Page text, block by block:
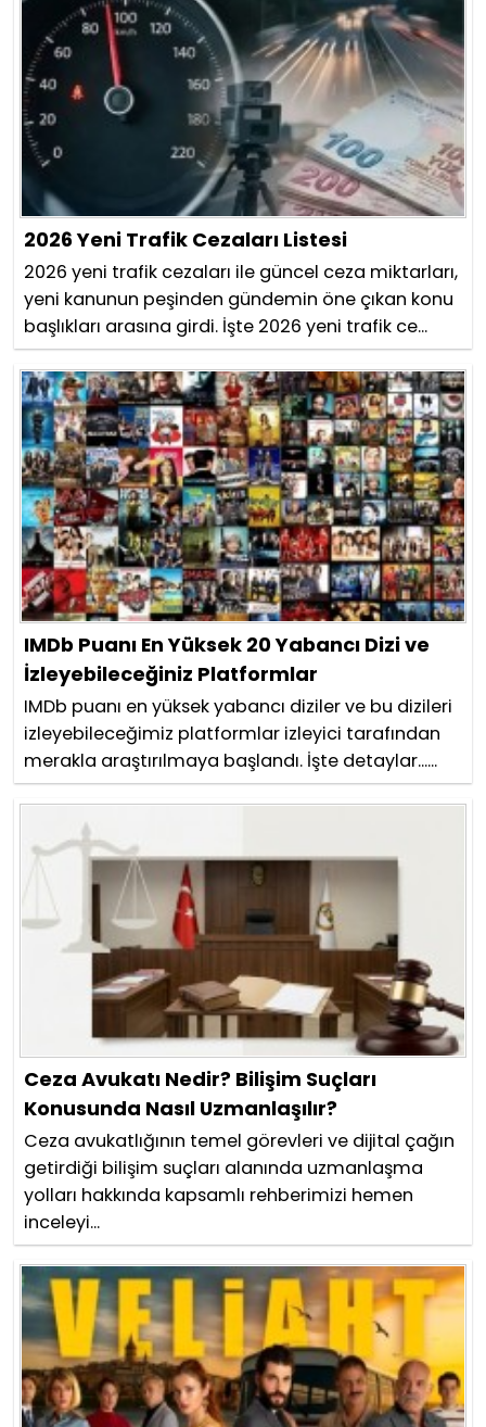
2026 Yeni Trafik Cezaları Listesi
2026 yeni trafik cezaları ile güncel ceza miktarları,
yeni kanunun peşinden gündemin öne çıkan konu
başlıkları arasına girdi. İşte 2026 yeni trafik ce...
IMDb Puanı En Yüksek 20 Yabancı Dizi ve
İzleyebileceğiniz Platformlar
IMDb puanı en yüksek yabancı diziler ve bu dizileri
izleyebileceğimiz platformlar izleyici tarafından
merakla araştırılmaya başlandı. İşte detaylar......
Ceza Avukatı Nedir? Bilişim Suçları
Konusunda Nasıl Uzmanlaşılır?
Ceza avukatlığının temel görevleri ve dijital çağın
getirdiği bilişim suçları alanında uzmanlaşma
yolları hakkında kapsamlı rehberimizi hemen
inceleyi...